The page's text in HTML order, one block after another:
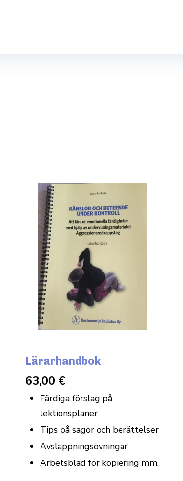
Lärarhandbok
63,00 €
Färdiga förslag på
lektionsplaner
Tips på sagor och berättelser
Avslappningsövningar
Arbetsblad för kopiering mm.